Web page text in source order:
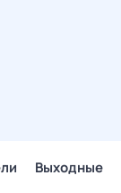
Выходные